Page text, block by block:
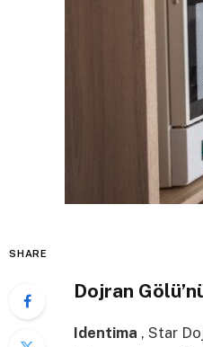
SHARE
Dojran
Identima , Star